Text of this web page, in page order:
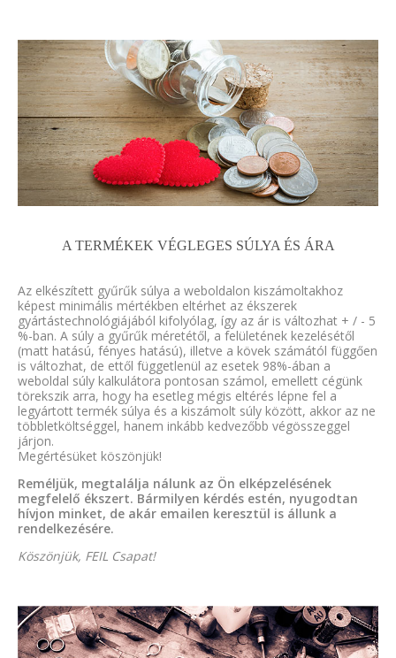
A TERMÉKEK VÉGLEGES SÚLYA ÉS ÁRA
Az elkészített gyűrűk súlya a weboldalon kiszámoltakhoz
képest minimális mértékben eltérhet az ékszerek
gyártástechnológiájából kifolyólag, így az ár is változhat + / - 5
%-ban. A súly a gyűrűk méretétől, a felületének kezelésétől
(matt hatású, fényes hatású), illetve a kövek számától függően
is változhat, de ettől függetlenül az esetek 98%-ában a
weboldal súly kalkulátora pontosan számol, emellett cégünk
törekszik arra, hogy ha esetleg mégis eltérés lépne fel a
legyártott termék súlya és a kiszámolt súly között, akkor az ne
többletköltséggel, hanem inkább kedvezőbb végösszeggel
járjon.
Megértésüket köszönjük!
Reméljük, megtalálja nálunk az Ön elképzelésének
megfelelő ékszert. Bármilyen kérdés estén, nyugodtan
hívjon minket, de akár emailen keresztül is állunk a
rendelkezésére.
Köszönjük, FEIL Csapat!